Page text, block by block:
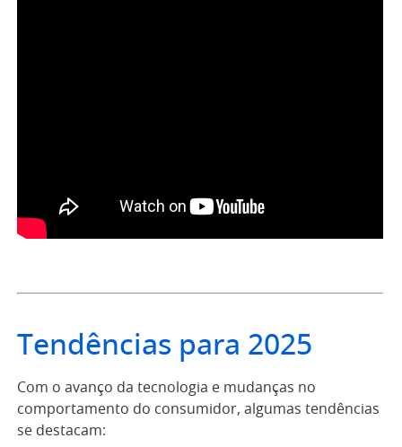
Tendências para 2025
Com o avanço da tecnologia e mudanças no
comportamento do consumidor, algumas tendências
se destacam: